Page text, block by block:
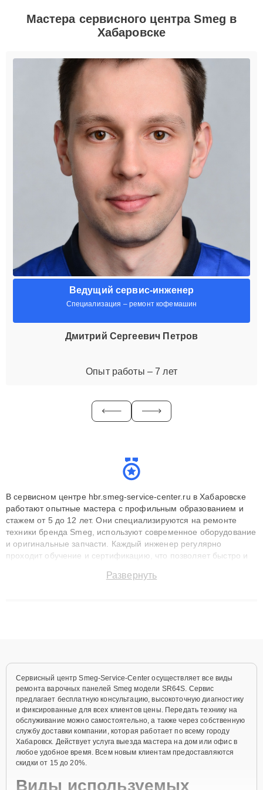
Мастера сервисного центра Smeg в
Хабаровске
Ведущий сервис-инженер
Специализация – ремонт кофемашин
Дмитрий Сергеевич Петров
Опыт работы – 7 лет
В сервисном центре hbr.smeg-service-center.ru в Хабаровске
работают опытные мастера с профильным образованием и
стажем от 5 до 12 лет. Они специализируются на ремонте
техники бренда Smeg, используют современное оборудование
и оригинальные запчасти. Каждый инженер регулярно
проходит обучение и сертификацию, что позволяет быстро и
сохранением гарантии до 3 лет. Наши мастера решают
Развернуть
Сервисный центр Smeg-Service-Center осуществляет все виды
ремонта варочных панелей Smeg модели SR64S. Сервис
предлагает бесплатную консультацию, высокоточную диагностику
и фиксированные для всех клиентов цены. Передать технику на
обслуживание можно самостоятельно, а также через собственную
службу доставки компании, которая работает по всему городу
Хабаровск. Действует услуга выезда мастера на дом или офис в
любое удобное время. Всем новым клиентам предоставляются
скидки от 15 до 20%.
Виды используемых